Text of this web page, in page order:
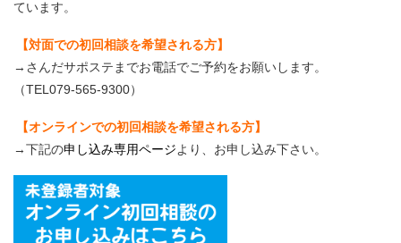
ています。
【対面での初回相談を希望される方】
→さんだサポステまでお電話でご予約をお願いします。
（TEL079-565-9300）
【オンラインでの初回相談を希望される方】
→下記の申し込み専用ページより、お申し込み下さい。